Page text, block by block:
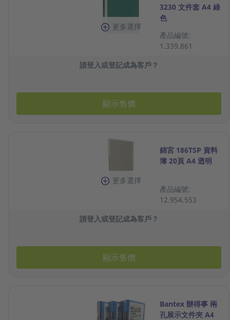
更多選擇
3230 文件套 A4 綠
色
產品編號:
1.339.861
請登入或登記成為客戶？
顯示售價
更多選擇
錦宮 186TSP 資料
簿 20頁 A4 透明
產品編號:
12.954.553
請登入或登記成為客戶？
顯示售價
Bantex 辦得事 兩
孔展示文件夾 A4